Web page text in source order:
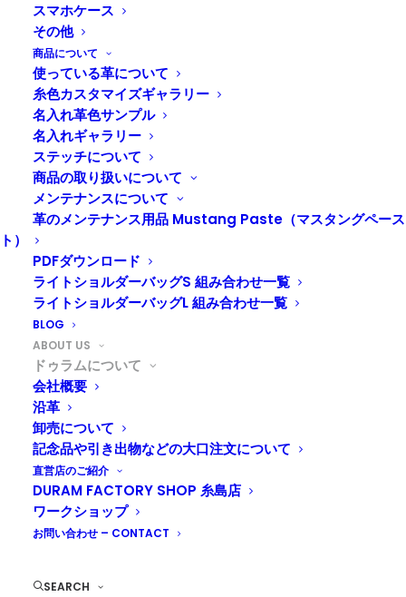
スマホケース
その他
商品について
使っている革について
糸色カスタマイズギャラリー
名入れ革色サンプル
名入れギャラリー
ステッチについて
商品の取り扱いについて
メンテナンスについて
革のメンテナンス用品 Mustang Paste（マスタングペース
ト）
PDFダウンロード
ライトショルダーバッグS 組み合わせ一覧
ライトショルダーバッグL 組み合わせ一覧
BLOG
ABOUT US
ドゥラムについて
会社概要
沿革
卸売について
記念品や引き出物などの大口注文について
直営店のご紹介
DURAM FACTORY SHOP 糸島店
ワークショップ
お問い合わせ – CONTACT
SEARCH
沿革
ドゥラムのこれまでの歩みです
会社概要
ドゥラムの会社概要です。工房の住所や連絡先な
ど。